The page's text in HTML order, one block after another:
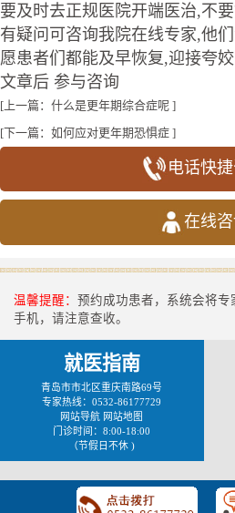
要及时去正规医院开端医治,不
有疑问可咨询我院在线专家,他
愿患者们都能及早恢复,迎接夸
文章后 参与咨询
[上一篇： 什么是更年期综合症呢 ]
[下一篇： 如何应对更年期恐惧症 ]
电话快
在线
温馨提醒： 预约成功患者，系统会将
手机，请注意查收。
就医指南
青岛市市北区重庆南路69号
专家热线：0532-86177729
网站导航 网站地图
门诊时间：8:00-18:00
（节假日不休 )